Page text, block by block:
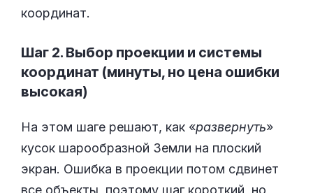
координат.
Шаг 2. Выбор проекции и системы
координат (минуты, но цена ошибки
высокая)
На этом шаге решают, как «развернуть»
кусок шарообразной Земли на плоский
экран. Ошибка в проекции потом сдвинет
все объекты, поэтому шаг короткий, но